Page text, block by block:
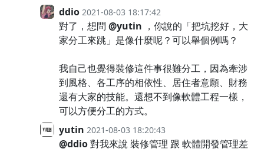
ddio 2021-08-03 18:17:42
對了，想問 @yutin ，你說的「把坑挖好，大
家分工來跳」是像什麼呢？可以舉個例嗎？
我自己也覺得裝修這件事很難分工，因為牽涉
到風格、各工序的相依性、居住者意願、財務
還有大家的技能。還想不到像軟體工程一樣，
可以方便分工的方式。
yutin 2021-08-03 18:20:43
@ddio對我來說 裝修管理 跟 軟體開發管理差